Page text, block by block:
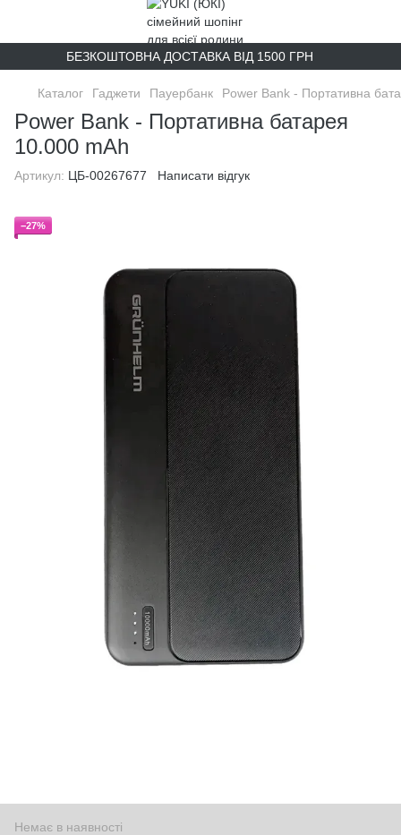
БЕЗКОШТОВНА ДОСТАВКА ВІД 1500 ГРН
Каталог Гаджети Пауербанк Power Bank - Портативна
Power Bank - Портативна батарея
10.000 mAh
Артикул: ЦБ-00267677 Написати відгук
−27%
Немає в наявності